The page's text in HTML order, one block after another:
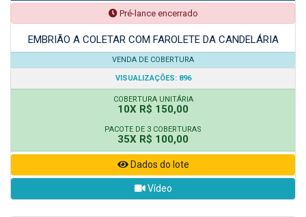
Pré-lance encerrado
EMBRIÃO A COLETAR COM FAROLETE DA CANDELÁRIA
VENDA DE COBERTURA
VISUALIZAÇÕES: 896
COBERTURA UNITÁRIA
10X R$ 150,00
PACOTE DE 3 COBERTURAS
35X R$ 100,00
Dados do lote
Vídeo